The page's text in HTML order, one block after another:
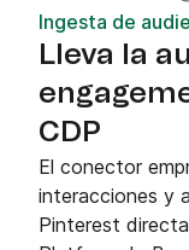
Ingesta de
Lleva la
CDP
El conector
interacciones y
Pinterest